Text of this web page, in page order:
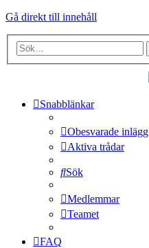
Gå direkt till innehåll
Snabblänkar
Obesvarade inlägg
Aktiva trådar
Sök
Medlemmar
Teamet
FAQ